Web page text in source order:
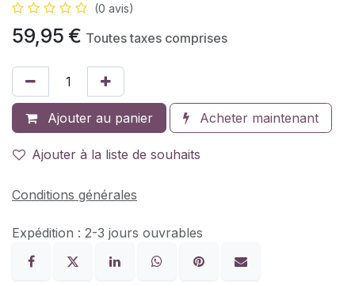
(0 avis)
59,95 € Toutes taxes comprises
Ajouter au panier Acheter maintenant
Ajouter à la liste de souhaits
Conditions générales
Expédition : 2-3 jours ouvrables